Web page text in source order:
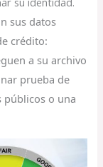
sus datos
crédito:
a su archivo
prueba de
públicos o una